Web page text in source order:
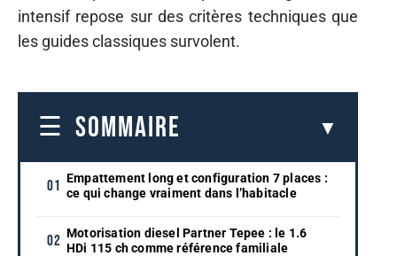
intensif repose sur des critères techniques que
les guides classiques survolent.
SOMMAIRE
Empattement long et configuration 7 places :
ce qui change vraiment dans l’habitacle
Motorisation diesel Partner Tepee : le 1.6
HDi 115 ch comme référence familiale